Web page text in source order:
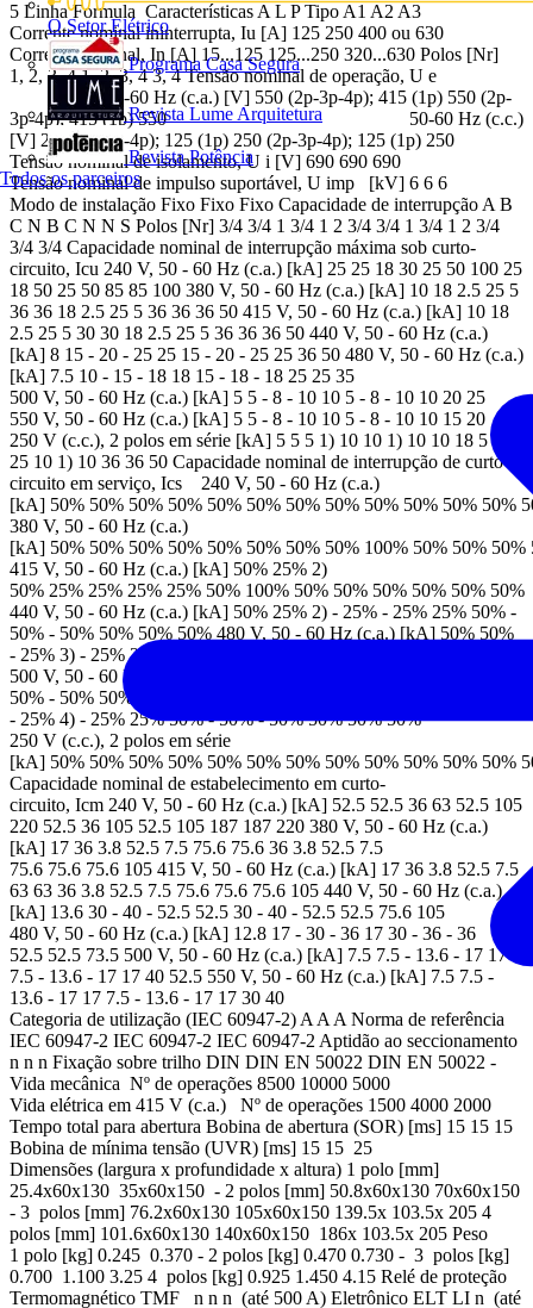
O Setor Elétrico
Programa Casa Segura
Revista Lume Arquitetura
Revista Potência
Todos os parceiros
5 Linha Formula Características A L P Tipo A1 A2 A3
Corrente nominal ininterrupta, Iu [A] 125 250 400 ou 630
Corrente nominal, In [A] 15...125 125...250 320...630 Polos [Nr]
1, 2, 3, 4 1, 2, 3, 4 3, 4 Tensão nominal de operação, U e
50-60 Hz (c.a.) [V] 550 (2p-3p-4p); 415 (1p) 550 (2p-
3p-4p); 415 (1p) 550 50-60 Hz (c.c.)
[V] 250 (2p-3p-4p); 125 (1p) 250 (2p-3p-4p); 125 (1p) 250
Tensão nominal de isolamento, U i [V] 690 690 690
Tensão nominal de impulso suportável, U imp [kV] 6 6 6
Modo de instalação Fixo Fixo Fixo Capacidade de interrupção A B
C N B C N N S Polos [Nr] 3/4 3/4 1 3/4 1 2 3/4 3/4 1 3/4 1 2 3/4
3/4 3/4 Capacidade nominal de interrupção máxima sob curto-
circuito, Icu 240 V, 50 - 60 Hz (c.a.) [kA] 25 25 18 30 25 50 100 25
18 50 25 50 85 85 100 380 V, 50 - 60 Hz (c.a.) [kA] 10 18 2.5 25 5
36 36 18 2.5 25 5 36 36 36 50 415 V, 50 - 60 Hz (c.a.) [kA] 10 18
2.5 25 5 30 30 18 2.5 25 5 36 36 36 50 440 V, 50 - 60 Hz (c.a.)
[kA] 8 15 - 20 - 25 25 15 - 20 - 25 25 36 50 480 V, 50 - 60 Hz (c.a.)
[kA] 7.5 10 - 15 - 18 18 15 - 18 - 18 25 25 35
500 V, 50 - 60 Hz (c.a.) [kA] 5 5 - 8 - 10 10 5 - 8 - 10 10 20 25
550 V, 50 - 60 Hz (c.a.) [kA] 5 5 - 8 - 10 10 5 - 8 - 10 10 15 20
250 V (c.c.), 2 polos em série [kA] 5 5 5 1) 10 10 1) 10 10 18 5 1)
25 10 1) 10 36 36 50 Capacidade nominal de interrupção de curto-
circuito em serviço, Ics 240 V, 50 - 60 Hz (c.a.)
[kA] 50% 50% 50% 50% 50% 50% 50% 50% 50% 50% 50% 50%
380 V, 50 - 60 Hz (c.a.)
[kA] 50% 50% 50% 50% 50% 50% 50% 50% 100% 50% 50% 50%
415 V, 50 - 60 Hz (c.a.) [kA] 50% 25% 2)
50% 25% 25% 25% 25% 50% 100% 50% 50% 50% 50% 50% 50%
440 V, 50 - 60 Hz (c.a.) [kA] 50% 25% 2) - 25% - 25% 25% 50% -
50% - 50% 50% 50% 50% 480 V, 50 - 60 Hz (c.a.) [kA] 50% 50%
- 25% 3) - 25% 25% 50% - 50% - 50% 50% 50% 50%
500 V, 50 - 60 Hz (c.a.) [kA] 50% 50% - 25% 4) - 25% 25% 50% -
50% - 50% 50% 50% 50% 550 V, 50 - 60 Hz (c.a.) [kA] 50% 50%
- 25% 4) - 25% 25% 50% - 50% - 50% 50% 50% 50%
250 V (c.c.), 2 polos em série
[kA] 50% 50% 50% 50% 50% 50% 50% 50% 50% 50% 50% 50%
Capacidade nominal de estabelecimento em curto-
circuito, Icm 240 V, 50 - 60 Hz (c.a.) [kA] 52.5 52.5 36 63 52.5 105
220 52.5 36 105 52.5 105 187 187 220 380 V, 50 - 60 Hz (c.a.)
[kA] 17 36 3.8 52.5 7.5 75.6 75.6 36 3.8 52.5 7.5
75.6 75.6 75.6 105 415 V, 50 - 60 Hz (c.a.) [kA] 17 36 3.8 52.5 7.5
63 63 36 3.8 52.5 7.5 75.6 75.6 75.6 105 440 V, 50 - 60 Hz (c.a.)
[kA] 13.6 30 - 40 - 52.5 52.5 30 - 40 - 52.5 52.5 75.6 105
480 V, 50 - 60 Hz (c.a.) [kA] 12.8 17 - 30 - 36 17 30 - 36 - 36
52.5 52.5 73.5 500 V, 50 - 60 Hz (c.a.) [kA] 7.5 7.5 - 13.6 - 17 17
7.5 - 13.6 - 17 17 40 52.5 550 V, 50 - 60 Hz (c.a.) [kA] 7.5 7.5 -
13.6 - 17 17 7.5 - 13.6 - 17 17 30 40
Categoria de utilização (IEC 60947-2) A A A Norma de referência
IEC 60947-2 IEC 60947-2 IEC 60947-2 Aptidão ao seccionamento
n n n Fixação sobre trilho DIN DIN EN 50022 DIN EN 50022 -
Vida mecânica Nº de operações 8500 10000 5000
Vida elétrica em 415 V (c.a.) Nº de operações 1500 4000 2000
Tempo total para abertura Bobina de abertura (SOR) [ms] 15 15 15
Bobina de mínima tensão (UVR) [ms] 15 15 25
Dimensões (largura x profundidade x altura) 1 polo [mm]
25.4x60x130 35x60x150 - 2 polos [mm] 50.8x60x130 70x60x150
- 3 polos [mm] 76.2x60x130 105x60x150 139.5x 103.5x 205 4
polos [mm] 101.6x60x130 140x60x150 186x 103.5x 205 Peso
1 polo [kg] 0.245 0.370 - 2 polos [kg] 0.470 0.730 - 3 polos [kg]
0.700 1.100 3.25 4 polos [kg] 0.925 1.450 4.15 Relé de proteção
Termomagnético TMF n n n (até 500 A) Eletrônico ELT LI n (até